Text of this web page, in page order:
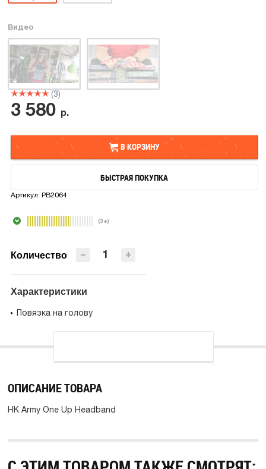
Видео
(3)
3 580 р.
В КОРЗИНУ
В КОРЗИНУ
БЫСТРАЯ ПОКУПКА
Артикул:PB2064
(3+)
Количество +
−
Характеристики
Повязка на голову
ОПИСАНИЕ ТОВАРА
HK Army One Up Headband